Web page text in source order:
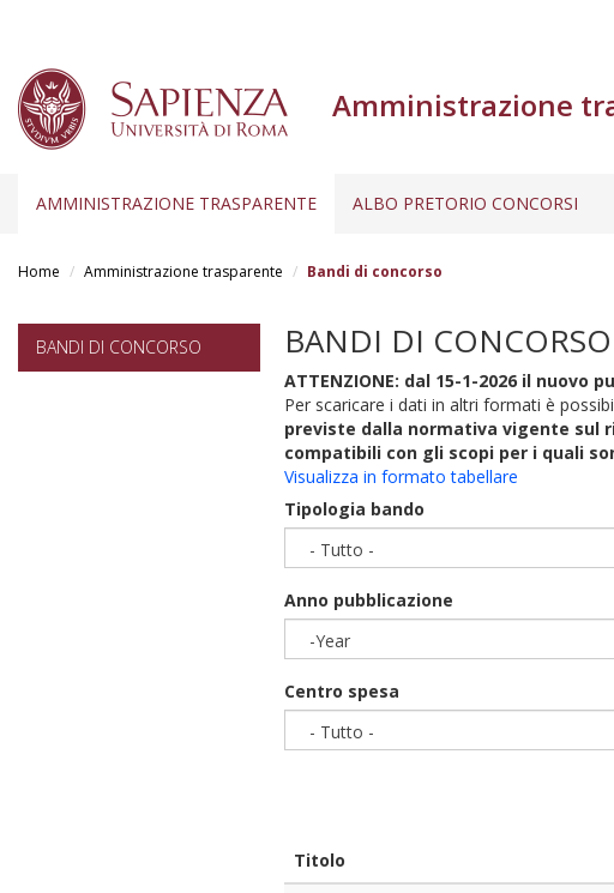
Amministrazione
AMMINISTRAZIONE TRASPARENTE ALBO PRETORIO CONCORSI
Home Amministrazione trasparente Bandi di concorso
BANDI DI CONCORSO BANDI DI CONCORSO
ATTENZIONE: dal 15-1-2026 il
Per scaricare i dati in altri formati è
previste dalla normativa vigente sul
compatibili con gli scopi per i quali
Visualizza in formato tabellare
Tipologia bando
- Tutto -
Anno pubblicazione
-Year
Centro spesa
- Tutto -
Titolo